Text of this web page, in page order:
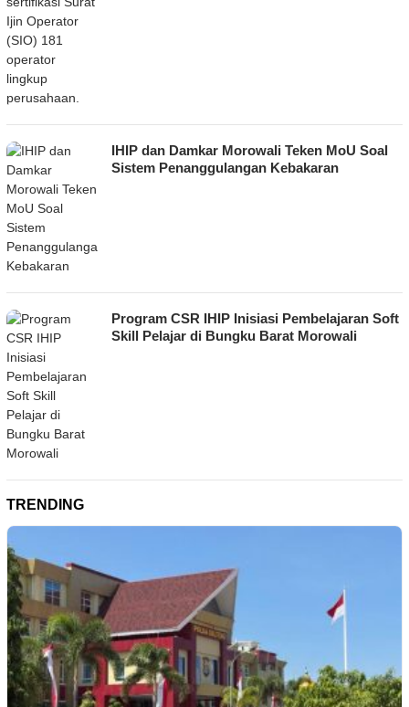
IHIP dan Damkar Morowali Teken MoU Soal
Sistem Penanggulangan Kebakaran
Program CSR IHIP Inisiasi Pembelajaran Soft
Skill Pelajar di Bungku Barat Morowali
TRENDING